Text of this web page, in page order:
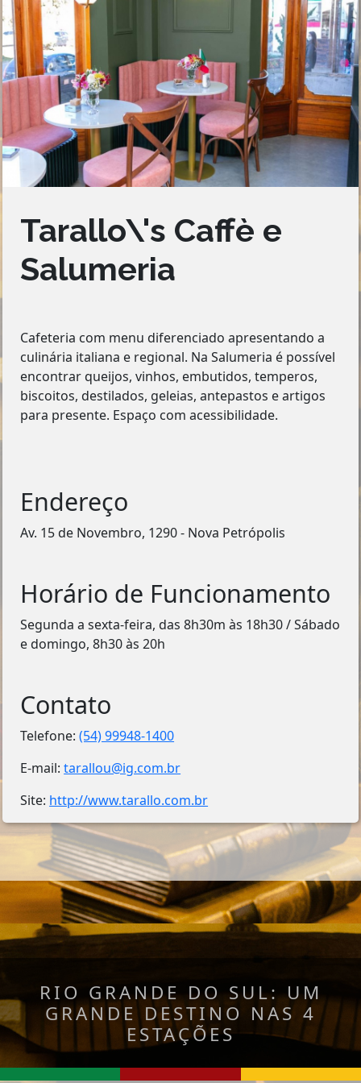
Tarallo\'s Caffè e
Salumeria
Cafeteria com menu diferenciado apresentando a
culinária italiana e regional. Na Salumeria é possível
encontrar queijos, vinhos, embutidos, temperos,
biscoitos, destilados, geleias, antepastos e artigos
para presente. Espaço com acessibilidade.
Endereço
Av. 15 de Novembro, 1290 - Nova Petrópolis
Horário de Funcionamento
Segunda a sexta-feira, das 8h30m às 18h30 / Sábado
e domingo, 8h30 às 20h
Contato
Telefone:(54) 99948-1400
E-mail:tarallou@ig.com.br
Site: http://www.tarallo.com.br
RIO GRANDE DO SUL: UM
GRANDE DESTINO NAS 4
ESTAÇÕES